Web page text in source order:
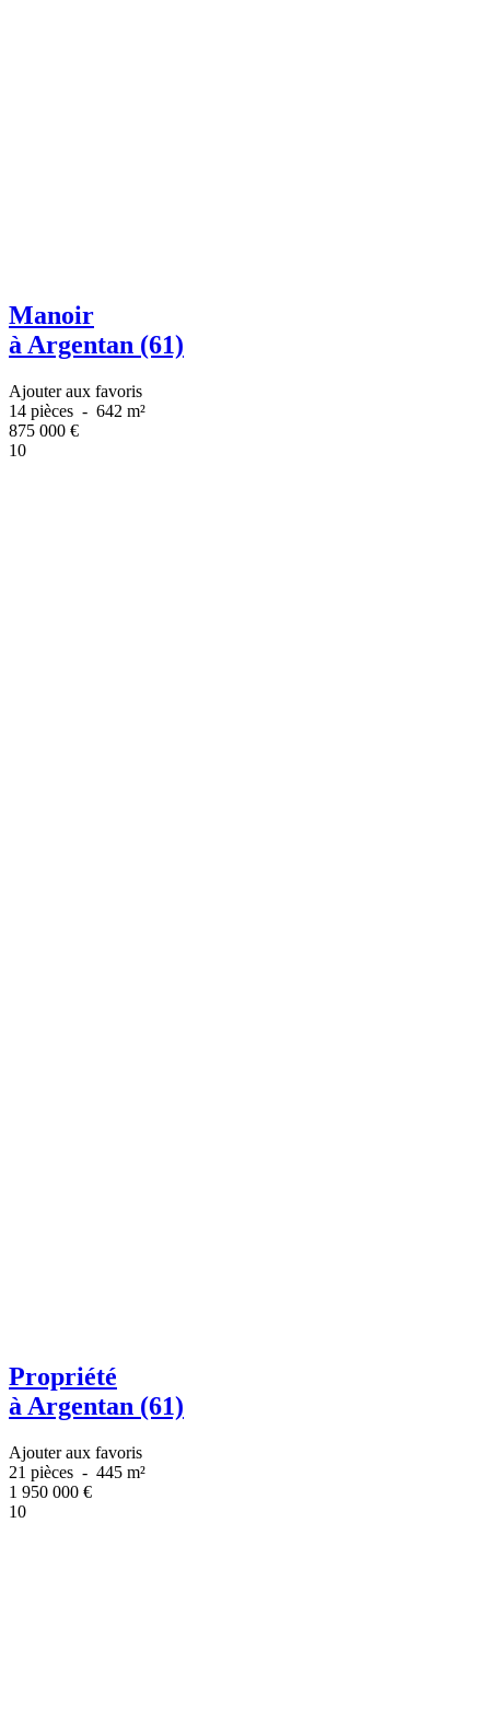
Manoir
à Argentan (61)
Ajouter aux favoris
14 pièces - 642 m²
875 000 €
10
Propriété
à Argentan (61)
Ajouter aux favoris
21 pièces - 445 m²
1 950 000 €
10